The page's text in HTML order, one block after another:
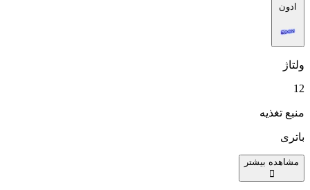
ادون
ولتاژ
12
منبع تغذیه
باتری
مشاهده بیشتر